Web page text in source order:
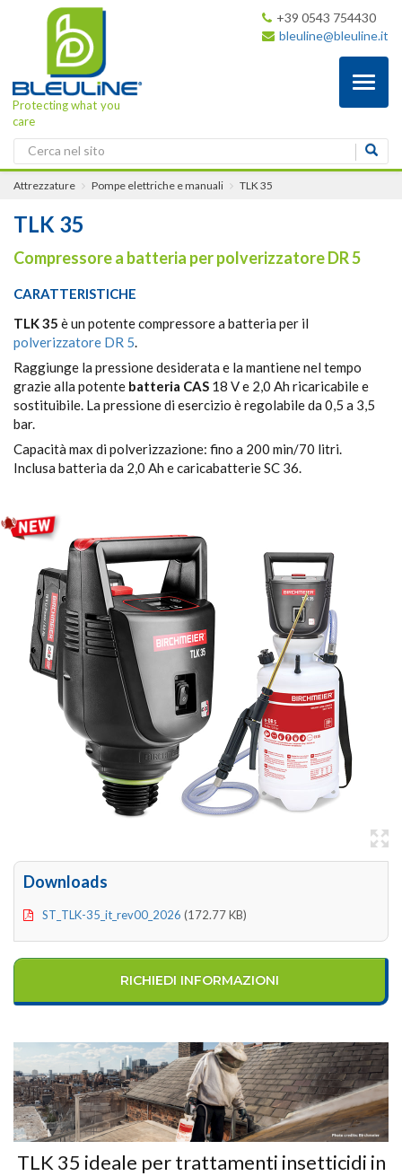
Protecting what you
care
+39 0543 754430
bleuline@bleuline.it
Attrezzature Pompe elettriche e manuali TLK 35
TLK 35
Compressore a batteria per polverizzatore DR 5
CARATTERISTICHE
TLK 35 è un potente compressore a batteria per il
polverizzatore DR 5.
Raggiunge la pressione desiderata e la mantiene nel tempo
grazie alla potente batteria CAS 18 V e 2,0 Ah ricaricabile e
sostituibile. La pressione di esercizio è regolabile da 0,5 a 3,5
bar.
Capacità max di polverizzazione: fino a 200 min/70 litri.
Inclusa batteria da 2,0 Ah e caricabatterie SC 36.
Downloads
ST_TLK-35_it_rev00_2026 (172.77 KB)
RICHIEDI INFORMAZIONI
TLK 35 ideale per trattamenti insetticidi in